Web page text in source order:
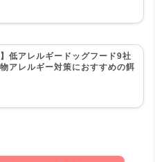
】低アレルギードッグフード9社
アレルギー対策におすすめの餌